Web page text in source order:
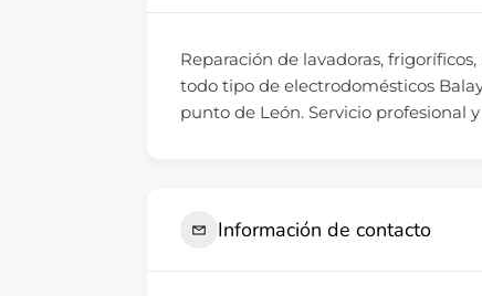
Reparación de lavadoras,
todo tipo de electrodomésticos
punto de León. Servicio profesional
Información de contacto